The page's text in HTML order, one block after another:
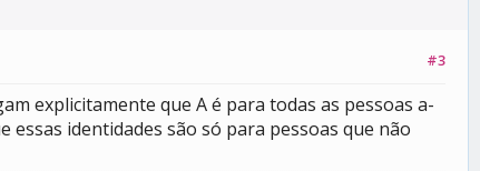
#3
explicitamente que A é para todas as pessoas a-
identidades são só para pessoas que não